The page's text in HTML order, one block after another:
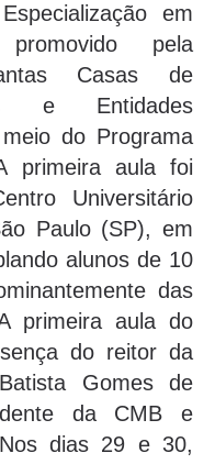
em
pela
Casas de
e Entidades
do Programa
primeira aula foi
Universitário
Paulo (SP), em
alunos de 10
das
primeira aula do
do reitor da
Gomes de
da CMB e
dias 29 e 30,